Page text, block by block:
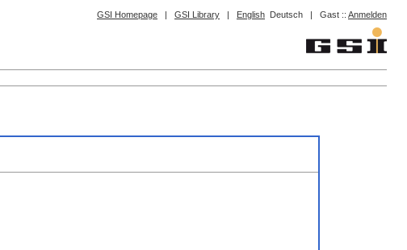
GSI Homepage | GSI Library | English Deutsch | Gast :: Anmelden